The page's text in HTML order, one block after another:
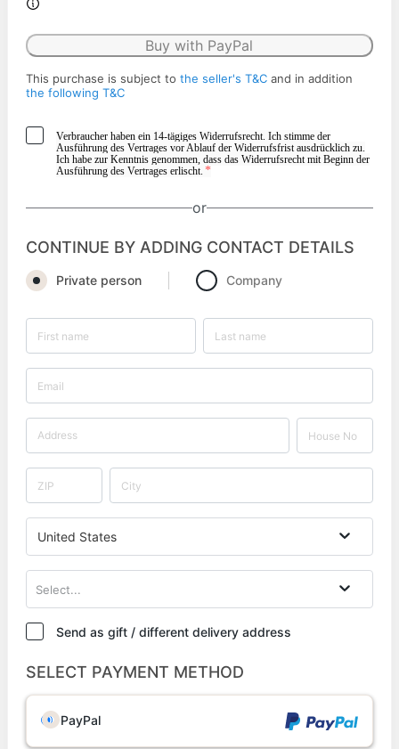
Buy with PayPal
This purchase is subject to the seller's T&C and in addition
the following T&C
Verbraucher haben ein 14-tägiges Widerrufsrecht. Ich stimme der
Ausführung des Vertrages vor Ablauf der Widerrufsfrist ausdrücklich zu.
Ich habe zur Kenntnis genommen, dass das Widerrufsrecht mit Beginn der
Ausführung des Vertrages erlischt. *
or
CONTINUE BY ADDING CONTACT DETAILS
Private person Company
United States
Select...
Send as gift / different delivery address
SELECT PAYMENT METHOD
PayPal